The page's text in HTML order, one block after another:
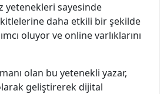
yetenekleri sayesinde
daha etkili bir şekilde
oluyor ve online varlıklarını
olan bu yetenekli yazar,
geliştirerek dijital